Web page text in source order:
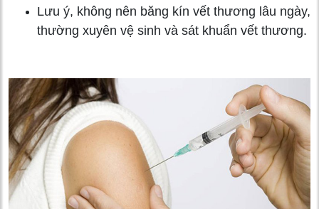
Lưu ý, không nên băng kín vết thương lâu ngày,
thường xuyên vệ sinh và sát khuẩn vết thương.